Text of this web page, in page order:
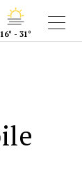
16° - 31°